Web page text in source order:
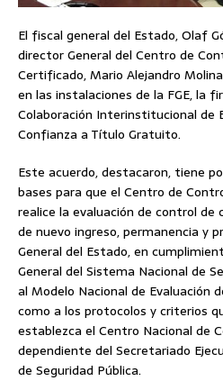
El fiscal general del Estado, Olaf
director General del Centro de
Certificado, Mario Alejandro
en las instalaciones de la FGE, la
Colaboración Interinstitucional de
Confianza a Título Gratuito.
Este acuerdo, destacaron, tiene
bases para que el Centro de
realice la evaluación de control
de nuevo ingreso, permanencia y
General del Estado, en
General del Sistema Nacional de
al Modelo Nacional de Evaluación
como a los protocolos y criterios
establezca el Centro Nacional de
dependiente del Secretariado
de Seguridad Pública.